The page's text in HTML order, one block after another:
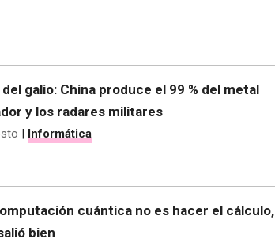
galio: China produce el 99 % del metal
y los radares militares
| Informática
cuántica no es hacer el cálculo,
bien